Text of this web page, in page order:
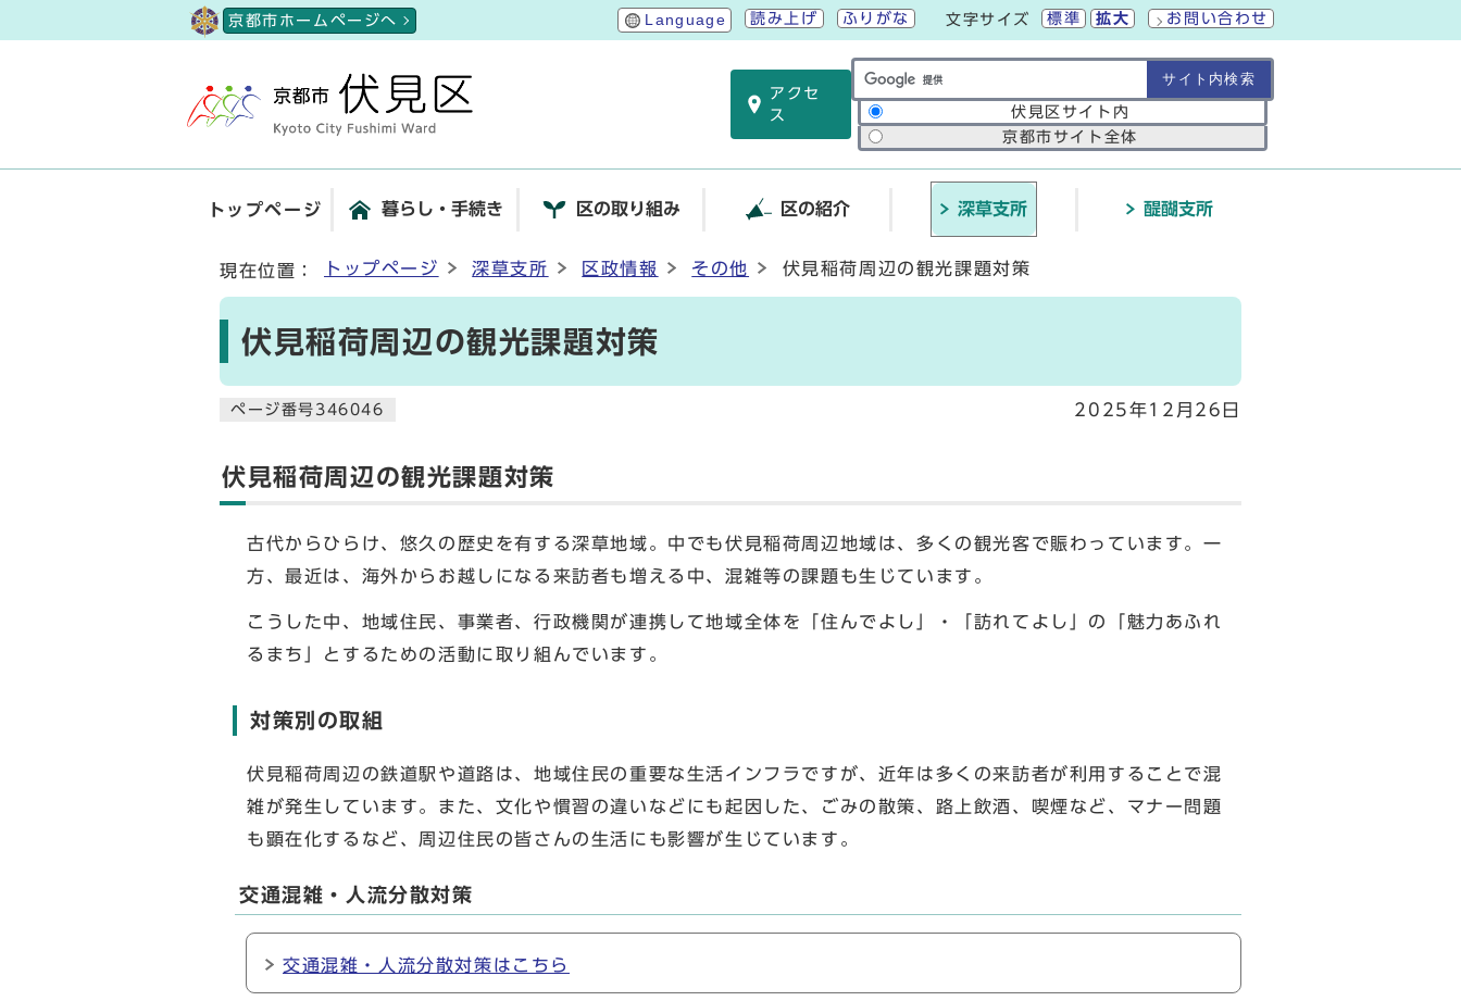
京都市ホームページへ Language 読み上げ ふりがな 文字サイズ 標準 拡大 お問い合わせ
アクセ
ス
サイト内検索の範囲 伏見区サイト内
京都市サイト全体
トップページ 暮らし・手続き 区の取り組み 区の紹介 深草支所 醍醐支所
現在位置： トップページ 深草支所 区政情報 その他 伏見稲荷周辺の観光課題対策
伏見稲荷周辺の観光課題対策
ページ番号346046 2025年12月26日
伏見稲荷周辺の観光課題対策
古代からひらけ、悠久の歴史を有する深草地域。中でも伏見稲荷周辺地域は、多くの観光客で賑わっています。一
方、最近は、海外からお越しになる来訪者も増える中、混雑等の課題も生じています。
こうした中、地域住民、事業者、行政機関が連携して地域全体を「住んでよし」・「訪れてよし」の「魅力あふれ
るまち」とするための活動に取り組んでいます。
対策別の取組
伏見稲荷周辺の鉄道駅や道路は、地域住民の重要な生活インフラですが、近年は多くの来訪者が利用することで混
雑が発生しています。また、文化や慣習の違いなどにも起因した、ごみの散策、路上飲酒、喫煙など、マナー問題
も顕在化するなど、周辺住民の皆さんの生活にも影響が生じています。
交通混雑・人流分散対策
交通混雑・人流分散対策はこちら